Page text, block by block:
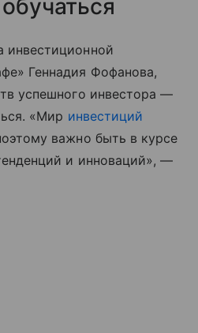
инвестиционной
Геннадия Фофанова,
успешного инвестора —
«Мир инвестиций
важно быть в курсе
и инноваций», —